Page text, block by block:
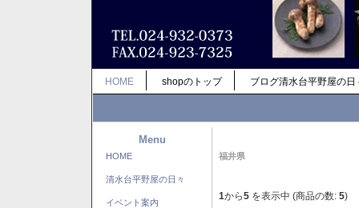
HOME shopのトップ ブログ清水台平野屋の日
Menu
HOME
清水台平野屋の日々
イベント案内
福井県
1から5 を表示中 (商品の数: 5)